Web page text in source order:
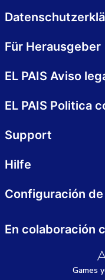
En colaboración
Games y
EL PAIS Aviso
Support
Für Herausgeber
EL PAIS Politica
Hilfe
Configuración